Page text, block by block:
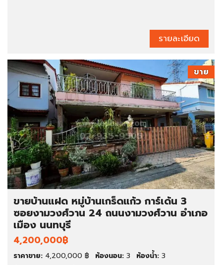
รายละเอียด
ขาย
ขายบ้านแฝด หมู่บ้านเกร็ดแก้ว การ์เด้น 3
ซอยงามวงศ์วาน 24 ถนนงามวงศ์วาน อำเภอ
เมือง นนทบุรี
4,200,000฿
ราคาขาย: 4,200,000 ฿ ห้องนอน: 3 ห้องน้ำ: 3